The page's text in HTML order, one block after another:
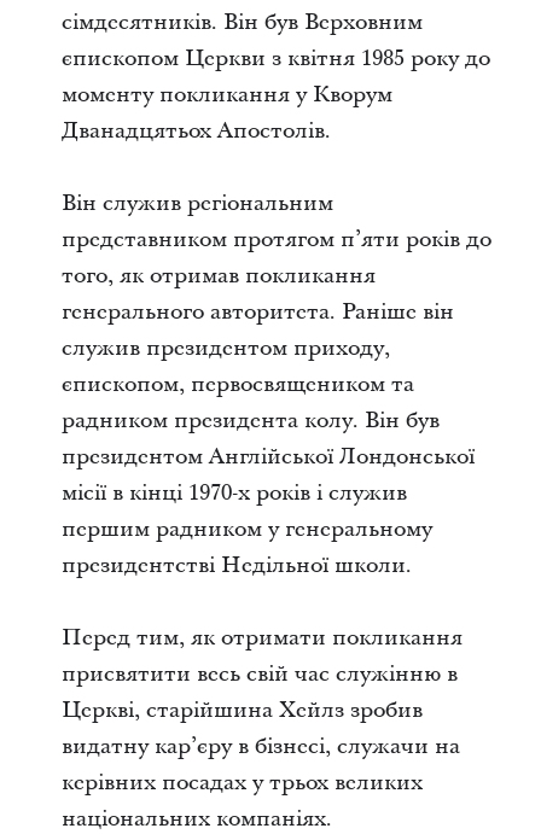
сімдесятників. Він був Верховним
єпископом Церкви з квітня 1985 року до
моменту покликання у Кворум
Дванадцятьох Апостолів.
Він служив регіональним
представником протягом п’яти років до
того, як отримав покликання
генерального авторитета. Раніше він
служив президентом приходу,
єпископом, первосвящеником та
радником президента колу. Він був
президентом Англійської Лондонської
місії в кінці 1970-х років і служив
першим радником у генеральному
президентстві Недільної школи.
Перед тим, як отримати покликання
присвятити весь свій час служінню в
Церкві, старійшина Хейлз зробив
видатну кар’єру в бізнесі, служачи на
керівних посадах у трьох великих
національних компаніях.